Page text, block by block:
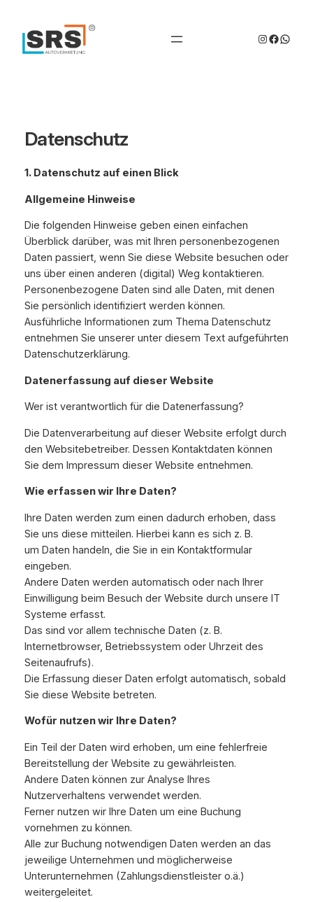
Inhalt
springen
Instagram
Datenschutz
1. Datenschutz auf einen Blick
Allgemeine Hinweise
Die folgenden Hinweise geben einen einfachen
Überblick darüber, was mit Ihren personenbezogenen
Daten passiert, wenn Sie diese Website besuchen oder
uns über einen anderen (digital) Weg kontaktieren.
Personenbezogene Daten sind alle Daten, mit denen
Sie persönlich identifiziert werden können.
Ausführliche Informationen zum Thema Datenschutz
entnehmen Sie unserer unter diesem Text aufgeführten
Datenschutzerklärung.
Datenerfassung auf dieser Website
Wer ist verantwortlich für die Datenerfassung?
Die Datenverarbeitung auf dieser Website erfolgt durch
den Websitebetreiber. Dessen Kontaktdaten können
Sie dem Impressum dieser Website entnehmen.
Wie erfassen wir Ihre Daten?
Ihre Daten werden zum einen dadurch erhoben, dass
Sie uns diese mitteilen. Hierbei kann es sich z. B.
um Daten handeln, die Sie in ein Kontaktformular
eingeben.
Andere Daten werden automatisch oder nach Ihrer
Einwilligung beim Besuch der Website durch unsere IT
Systeme erfasst.
Das sind vor allem technische Daten (z. B.
Internetbrowser, Betriebssystem oder Uhrzeit des
Seitenaufrufs).
Die Erfassung dieser Daten erfolgt automatisch, sobald
Sie diese Website betreten.
Wofür nutzen wir Ihre Daten?
Ein Teil der Daten wird erhoben, um eine fehlerfreie
Bereitstellung der Website zu gewährleisten.
Andere Daten können zur Analyse Ihres
Nutzerverhaltens verwendet werden.
Ferner nutzen wir Ihre Daten um eine Buchung
vornehmen zu können.
Alle zur Buchung notwendigen Daten werden an das
jeweilige Unternehmen und möglicherweise
Unterunternehmen (Zahlungsdienstleister o.ä.)
weitergeleitet.